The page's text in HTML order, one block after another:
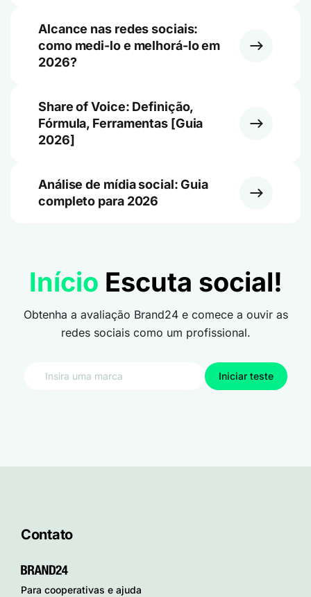
Alcance nas redes sociais:
como medi-lo e melhorá-lo em
2026?
Share of Voice: Definição,
Fórmula, Ferramentas [Guia
2026]
Análise de mídia social: Guia
completo para 2026
Início Escuta social!
Obtenha a avaliação Brand24 e comece a ouvir as
redes sociais como um profissional.
Iniciar teste
Contato
Para cooperativas e ajuda